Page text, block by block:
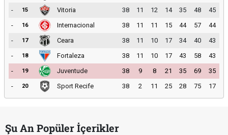
-
15 Vitoria 38 11 12 14 35 48
45
-
16 Internacional 38 11 11 15 44 57
44
-
17 Ceara 38 11 10 17 34 40
43
-
18 Fortaleza 38 11 10 17 43 58
43
-
19 Juventude 38 9 8 21 35 69
35
-
20 Sport Recife 38 2 11 25 28 75 17
Şu An Popüler İçerikler